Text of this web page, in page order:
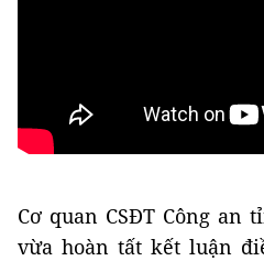
Cơ quan CSĐT Công an
vừa hoàn tất kết luận